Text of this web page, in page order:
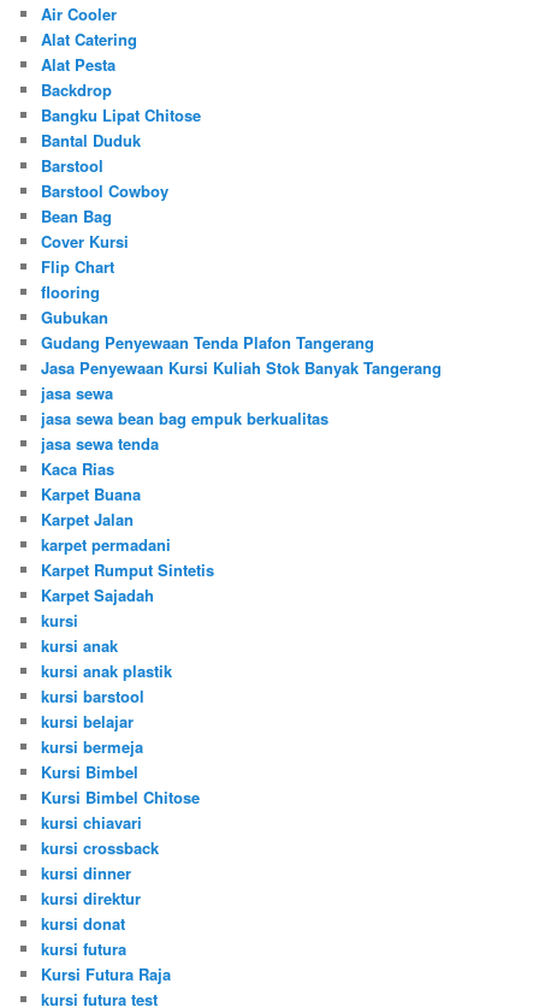
Air Cooler
Alat Catering
Alat Pesta
Backdrop
Bangku Lipat Chitose
Bantal Duduk
Barstool
Barstool Cowboy
Bean Bag
Cover Kursi
Flip Chart
flooring
Gubukan
Gudang Penyewaan Tenda Plafon Tangerang
Jasa Penyewaan Kursi Kuliah Stok Banyak Tangerang
jasa sewa
jasa sewa bean bag empuk berkualitas
jasa sewa tenda
Kaca Rias
Karpet Buana
Karpet Jalan
karpet permadani
Karpet Rumput Sintetis
Karpet Sajadah
kursi
kursi anak
kursi anak plastik
kursi barstool
kursi belajar
kursi bermeja
Kursi Bimbel
Kursi Bimbel Chitose
kursi chiavari
kursi crossback
kursi dinner
kursi direktur
kursi donat
kursi futura
Kursi Futura Raja
kursi futura test